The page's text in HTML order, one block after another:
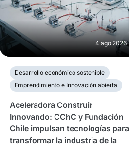
4 ago 2026
Desarrollo económico sostenible
Emprendimiento e Innovación abierta
Aceleradora Construir
Innovando: CChC y Fundación
Chile impulsan tecnologías para
transformar la industria de la